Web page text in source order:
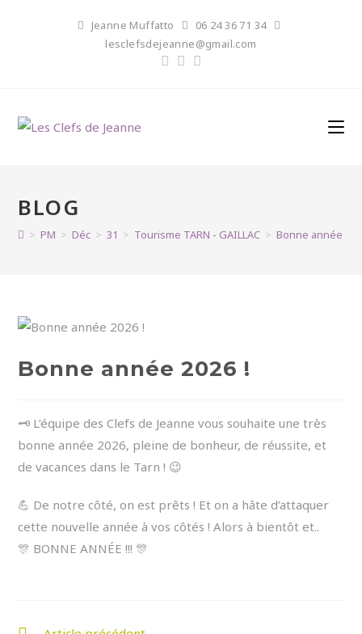
Jeanne Muffatto
06 24 36 71 34
lesclefsdejeanne@gmail.com
BLOG
> PM > Déc > 31 > Tourisme TARN - GAILLAC > Bonne année
Bonne année 2026 !
🗝️ L’équipe des Clefs de Jeanne vous souhaite une très
bonne année 2026, pleine de bonheur, de réussite, et
de vacances dans le Tarn ! 😉
💪 De notre côté, on est prêts ! Et on a hâte d’attaquer
cette nouvelle année à vos côtés ! Alors à bientôt et..
🎊 BONNE ANNÉE !!! 🎊